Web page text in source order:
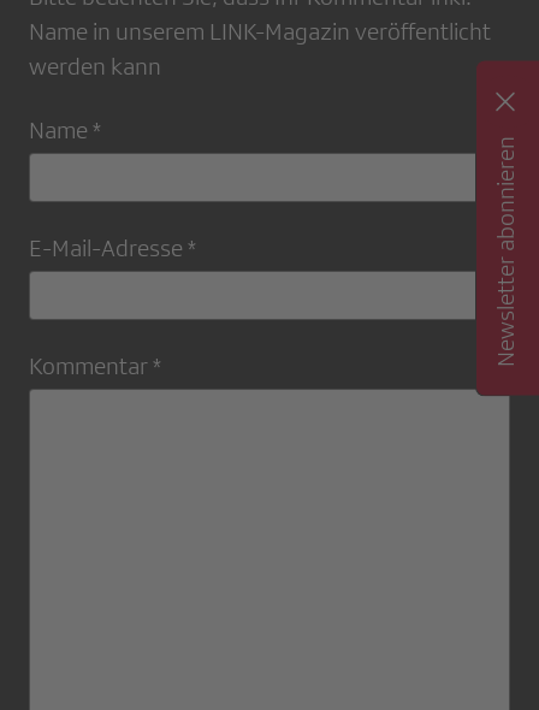
Name in unserem LINK-Magazin veröffentlicht
werden kann
Name *
E-Mail-Adresse *
Kommentar * Newsletter abonnieren